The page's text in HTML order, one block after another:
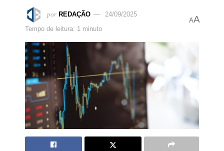
por REDAÇÃO
24/09/2025
Tempo de leitura: 1 minuto
AA